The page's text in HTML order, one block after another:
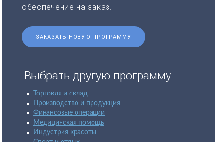
обеспечение на заказ.
ЗАКАЗАТЬ НОВУЮ ПРОГРАММУ
Выбрать другую программу
Торговля и склад
Производство и продукция
Финансовые операции
Медицинская помощь
Индустрия красоты